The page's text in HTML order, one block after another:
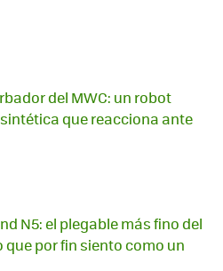
del MWC: un robot
que reacciona ante
N5: el plegable más fino del
que por fin siento como un